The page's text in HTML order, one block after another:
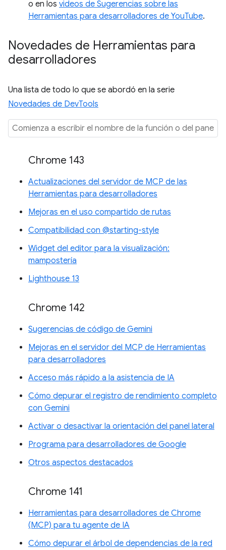
o en los videos de Sugerencias sobre las
Herramientas para desarrolladores de YouTube.
Novedades de Herramientas para
desarrolladores
Una lista de todo lo que se abordó en la serie
Novedades de DevTools
Chrome 143
Actualizaciones del servidor de MCP de las
Herramientas para desarrolladores
Mejoras en el uso compartido de rutas
Compatibilidad con @starting-style
Widget del editor para la visualización:
mampostería
Lighthouse 13
Chrome 142
Sugerencias de código de Gemini
Mejoras en el servidor del MCP de Herramientas
para desarrolladores
Acceso más rápido a la asistencia de IA
Cómo depurar el registro de rendimiento completo
con Gemini
Activar o desactivar la orientación del panel lateral
Programa para desarrolladores de Google
Otros aspectos destacados
Chrome 141
Herramientas para desarrolladores de Chrome
(MCP) para tu agente de IA
Cómo depurar el árbol de dependencias de la red